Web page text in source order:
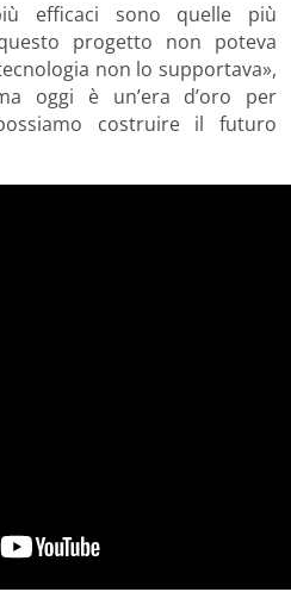
efficaci sono quelle più
progetto non poteva
non lo supportava»,
oggi è un’era d’oro per
costruire il futuro